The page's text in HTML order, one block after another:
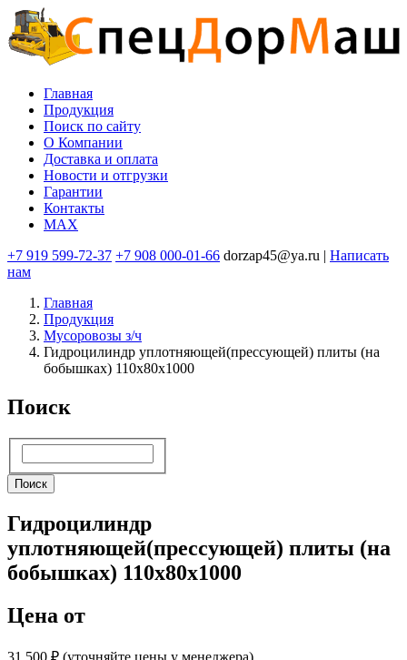
Перейти
к
основному
содержанию
Основная
навигация
Главная
Продукция
Поиск по сайту
O Компании
Доставка и оплата
Новости и отгрузки
Гарантии
Контакты
MAX
+7 919 599-72-37 +7 908 000-01-66 dorzap45@ya.ru | Написать
нам
Главная
Продукция
Мусоровозы з/ч
Гидроцилиндр уплотняющей(прессующей) плиты (на
бобышках) 110х80х1000
Поиск
Поиск
Гидроцилиндр
уплотняющей(прессующей) плиты (на
бобышках) 110х80х1000
Цена от